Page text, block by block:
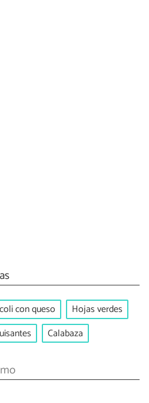
con queso
Hojas verdes
Calabaza